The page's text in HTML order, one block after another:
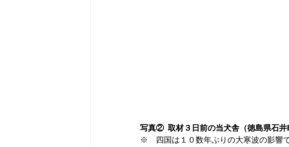
写真②  取材３日前の当犬舎（徳島県石井
※　四国は１０数年ぶりの大寒波の影響